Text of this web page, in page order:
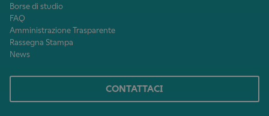
Borse di studio
FAQ
Amministrazione Trasparente
Rassegna Stampa
News
CONTATTACI